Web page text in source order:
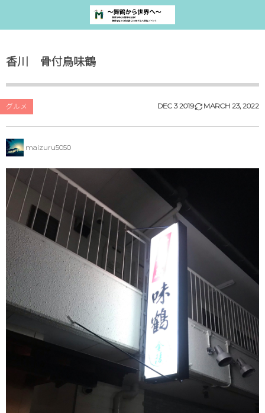
香川 骨付鳥味鶴
グルメ DEC 3 2019 MARCH 23,2022
maizuru5050